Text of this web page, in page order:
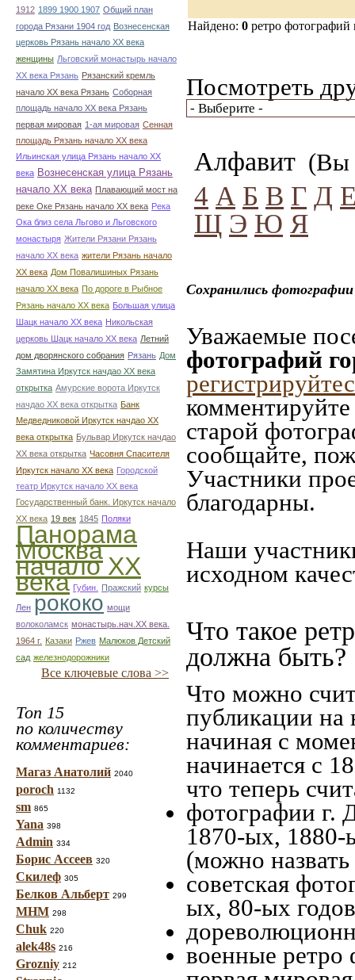
1912 1899 1900 1907 Общий план
города Рязани 1904 год Вознесенская
церковь Рязань начало ХХ века
женщины Льговский монастырь начало
ХХ века Рязань Рязанский кремль
начало ХХ века Рязань Соборная
площадь начало ХХ века Рязань
первая мировая 1-ая мировая Сенная
площадь Рязань начало ХХ века
Ильинская улица Рязань начало ХХ
века Вознесенская улица Рязань
начало ХХ века Плавающий мост на
реке Оке Рязань начало ХХ века Река
Ока близ села Льгово и Льговского
монастыря Жители Рязани Рязань
начало ХХ века жители Рязань начало
ХХ века Дом Повалишиных Рязань
начало ХХ века По дороге в Рыбное
Рязань начало ХХ века Большая улица
Шацк начало ХХ века Никольская
церковь Шацк начало ХХ века Летний
дом дворянского собрания Рязань Дом
Замятина Иркутск начдао ХХ века
открытка Амурские ворота Иркутск
начдао ХХ века открытка Банк
Медведниковой Иркутск начдао ХХ
века открытка Бульвар Иркутск начдао
ХХ века открытка Часовня Спасителя
Иркутск начало ХХ века Городской
театр Иркутск начало ХХ века
Государственный банк. Иркутск начало
ХХ века 19 век 1845 Поляки
Панорама
Москва
начало ХХ
века Губин. Пражский курсы
Лен рококо мощи
волоколамск монастырь.нач.ХХ века.
1964 г. Казаки Ржев Малюков Детский
сад железнодорожники
Все ключевые слова >>
Топ 15
по количеству
комментариев:
Магаз Анатолий 2040
poroch 1132
sm 865
Yana 398
Admin 334
Борис Ассеев 320
Скилеф 305
Белков Альберт 299
МНМ 298
Chuk 220
alek48s 216
Grozniy 212
Найдено: 0 ретро
Посмотреть
Алфавит (Вы
4 А Б В Г Д
Щ Э Ю Я
Сохранились
Уважаемые
фотографий
старой
сообщайте,
Участники
благодарны.
Наши
исходном
Что такое
должна быть?
Что можно
публикации
начиная c
начинается с
что теперь
фотографии г.
1870-ых, 1880-
(можно
советская
ых, 80-ых
военные ретро